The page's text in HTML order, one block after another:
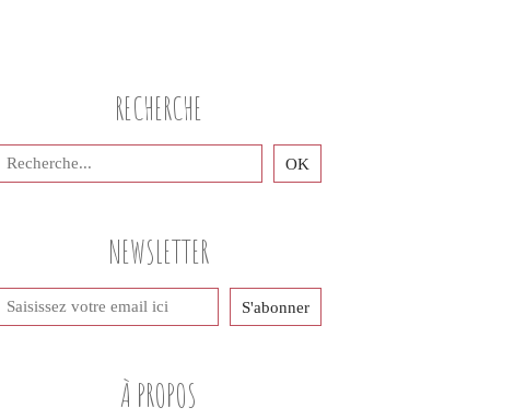
NEWSLETTER
RECHERCHE
À PROPOS